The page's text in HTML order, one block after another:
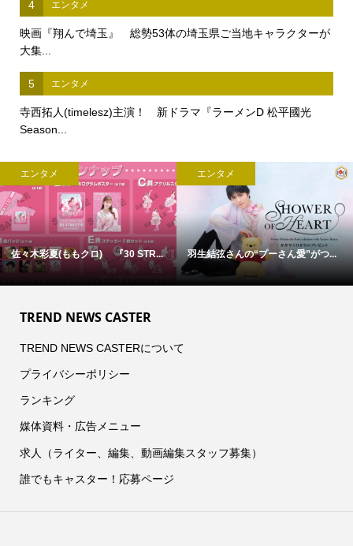
4 エンタメ
映画『翔んで埼玉』 総勢53体の埼玉県ご当地キャラクターが
大集...
5 エンタメ
寺西拓人(timelesz)主演！ 新ドラマ『ラーメンD 松平國光
Season...
エンタメ
佐々木彩夏(ももクロ) 『30 STR...
エンタメ
羽生結弦さんの“プーさん愛”がつ...
TREND NEWS CASTER
TREND NEWS CASTERについて
プライバシーポリシー
ランキング
媒体資料・広告メニュー
求人（ライター、編集、動画編集スタッフ募集）
誰でもキャスター！応募ページ